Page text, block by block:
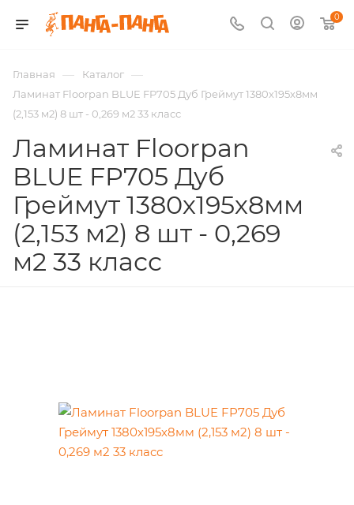
0
Главная — Каталог —
Ламинат Floorpan BLUE FP705 Дуб Греймут 1380х195х8мм
(2,153 м2) 8 шт - 0,269 м2 33 класс
Ламинат Floorpan
BLUE FP705 Дуб
Греймут 1380х195х8мм
(2,153 м2) 8 шт - 0,269
м2 33 класс